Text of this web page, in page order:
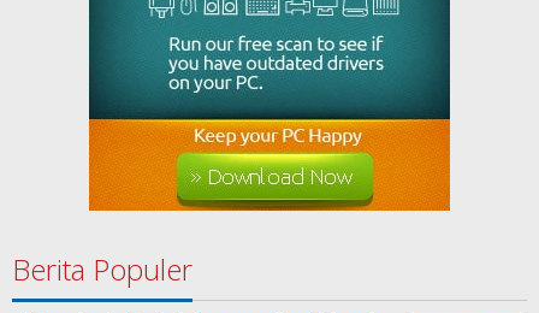
Berita Populer